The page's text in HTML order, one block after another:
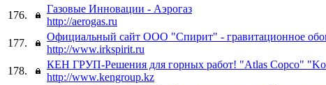
176.
Газовые Инновации - Аэрогаз
http://aerogas.ru
177.
Официальный сайт ООО "Спирит" - гравитационное
http://www.irkspirit.ru
178.
КЕН ГРУП-Решения для горных работ! "Atlas Copco"
http://www.kengroup.kz